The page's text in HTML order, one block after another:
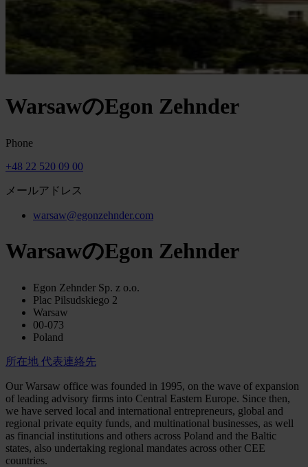
WarsawのEgon Zehnder
Phone
+48 22 520 09 00
メールアドレス
warsaw@egonzehnder.com
WarsawのEgon Zehnder
Egon Zehnder Sp. z o.o.
Plac Pilsudskiego 2
Warsaw
00-073
Poland
所在地 代表連絡先
Our Warsaw office was founded in 1995, on the wave of expansion
of leading advisory firms into Central Eastern Europe. Since then,
we have served local and international entrepreneurs, global and
regional private equity funds, and multinational businesses, as well
as financial institutions and others across Poland and the Baltic
states, also undertaking regional mandates across other CEE
countries.